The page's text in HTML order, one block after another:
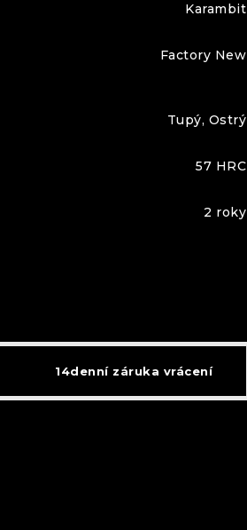
Karambit
Factory New
Tupý, Ostrý
57 HRC
2 roky
14denní záruka vrácení